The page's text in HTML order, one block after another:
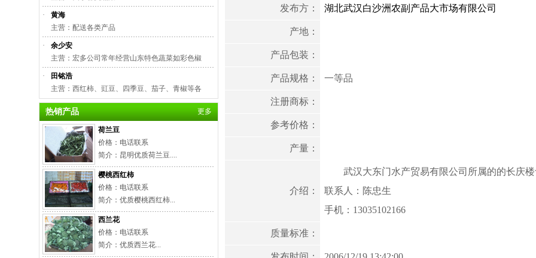
·
黄海
主营：配送各类产品
·
余少安
主营：宏多公司常年经营山东特色蔬菜如彩色椒
·
田铭浩
主营：西红柿、豇豆、四季豆、茄子、青椒等各
热销产品 更多
荷兰豆
价格：电话联系
简介：昆明优质荷兰豆....
樱桃西红柿
价格：电话联系
简介：优质樱桃西红柿...
西兰花
价格：电话联系
简介：优质西兰花...
发布方： 湖北武汉白沙洲农副产品大市场有限公司
产地：
产品包装：
产品规格： 一等品
注册商标：
参考价格：
产量：
介绍：
武汉大东门水产贸易有限公司所属的的长庆楼
联系人：陈忠生
手机：13035102166
质量标准：